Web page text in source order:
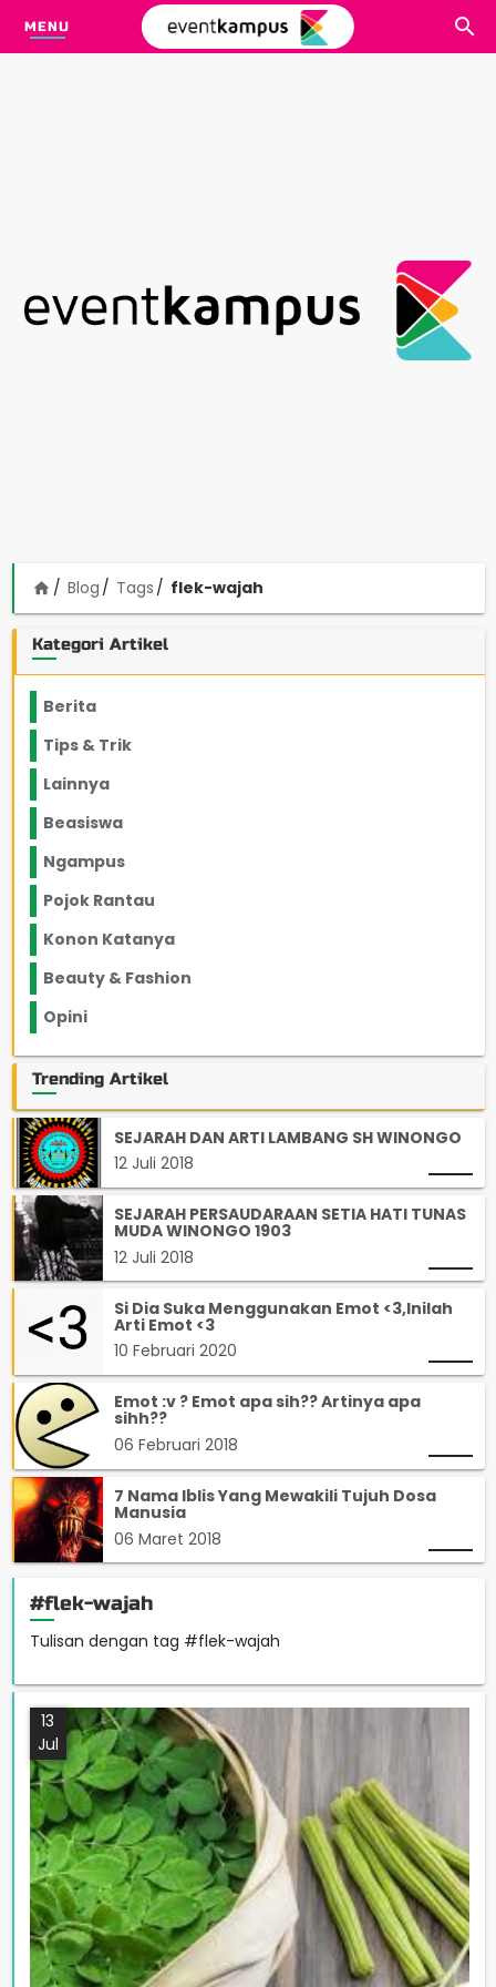
MENU
home Blog Tags flek-wajah
Kategori Artikel
Berita
Tips & Trik
Lainnya
Beasiswa
Ngampus
Pojok Rantau
Konon Katanya
Beauty & Fashion
Opini
Trending Artikel
SEJARAH DAN ARTI LAMBANG SH WINONGO
12 Juli 2018
SEJARAH PERSAUDARAAN SETIA HATI TUNAS
MUDA WINONGO 1903
12 Juli 2018
Si Dia Suka Menggunakan Emot <3,Inilah
Arti Emot <3
10 Februari 2020
Emot :v ? Emot apa sih?? Artinya apa
sihh??
06 Februari 2018
7 Nama Iblis Yang Mewakili Tujuh Dosa
Manusia
06 Maret 2018
#flek-wajah
Tulisan dengan tag #flek-wajah
13
Jul